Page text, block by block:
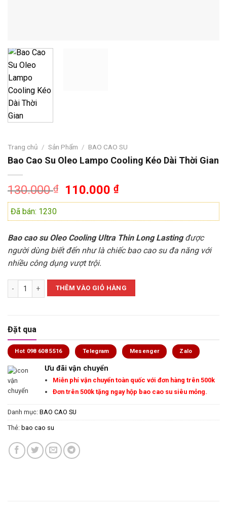
Trang chủ / Sản Phẩm / BAO CAO SU
Bao Cao Su Oleo Lampo Cooling Kéo Dài Thời Gian
130.000₫
Giá
gốc
130.000 ₫.
110.000₫Giá
hiện
là:
110.000 ₫.
Đã bán: 1230
Bao cao su Oleo Cooling Ultra Thin Long Lastingđược
người dùng biết đến như là chiếc bao cao su đa năng với
nhiều công dụng vượt trội.
Bao Cao Su Oleo Lampo Cooling Kéo Dài Thời Gian số lượng
THÊM VÀO GIỎ HÀNG
Đặt qua
Hot 098 608 5516 Telegram Mesenger Zalo
Ưu đãi vận chuyển
Miễn phí vận chuyển toàn quốc với đơn hàng trên 500k
Đơn trên 500k tặng ngay hộp bao cao su siêu mỏng.
Danh mục: BAO CAO SU
Thẻ: bao cao su